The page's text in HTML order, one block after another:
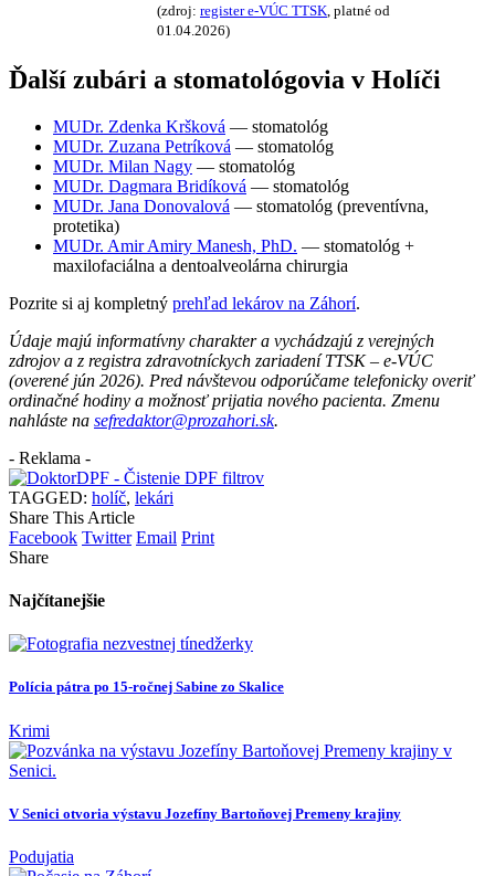
(zdroj: register e-VÚC TTSK , platné od
01.04.2026)
Ďalší zubári a stomatológovia v Holíči
MUDr. Zdenka Kršková — stomatológ
MUDr. Zuzana Petríková — stomatológ
MUDr. Milan Nagy — stomatológ
MUDr. Dagmara Bridíková — stomatológ
MUDr. Jana Donovalová — stomatológ (preventívna,
protetika)
MUDr. Amir Amiry Manesh, PhD. — stomatológ +
maxilofaciálna a dentoalveolárna chirurgia
Pozrite si aj kompletný prehľad lekárov na Záhorí.
Údaje majú informatívny charakter a vychádzajú z verejných
zdrojov a z registra zdravotníckych zariadení TTSK – e-VÚC
(overené jún 2026). Pred návštevou odporúčame telefonicky overiť
ordinačné hodiny a možnosť prijatia nového pacienta. Zmenu
nahláste na sefredaktor@prozahori.sk.
- Reklama -
TAGGED: holíč, lekári
Share This Article
Facebook Twitter Email Print
Share
Najčítanejšie
Polícia pátra po 15-ročnej Sabine zo Skalice
Krimi
V Senici otvoria výstavu Jozefíny Bartoňovej Premeny krajiny
Podujatia